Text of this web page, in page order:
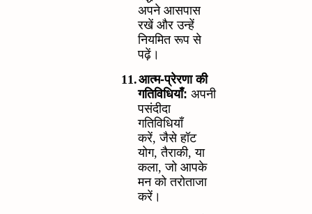
अपने आसपास
रखें और उन्हें
नियमित रूप से
पढ़ें।
11.आत्म-प्रेरणा की
गतिविधियाँ: अपनी
पसंदीदा
गतिविधियाँ
करें,जैसे हॉट
योग,तैराकी,या
कला,जो आपके
मन को तरोताजा
करें।